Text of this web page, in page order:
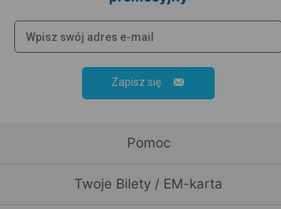
Zapisz się
Pomoc
Twoje Bilety / EM-karta